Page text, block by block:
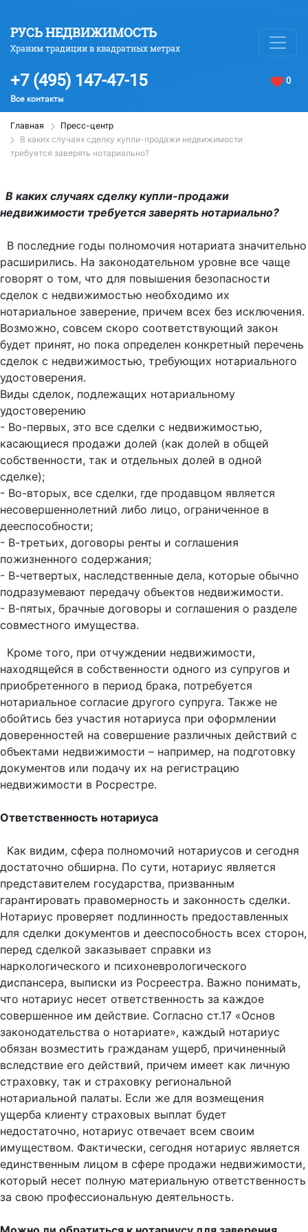
РУСЬ НЕДВИЖИМОСТЬ
Храним традиции в квадратных метрах
+7 (495) 147-47-15
Все контакты
0
Главная
Пресс-центр
В каких случаях сделку купли-продажи недвижимости
требуется заверять нотариально?
В каких случаях сделку купли-продажи
недвижимости требуется заверять нотариально?
В последние годы полномочия нотариата значительно
расширились. На законодательном уровне все чаще
говорят о том, что для повышения безопасности
сделок с недвижимостью необходимо их
нотариальное заверение, причем всех без исключения.
Возможно, совсем скоро соответствующий закон
будет принят, но пока определен конкретный перечень
сделок с недвижимостью, требующих нотариального
удостоверения.
Виды сделок, подлежащих нотариальному
удостоверению
- Во-первых, это все сделки с недвижимостью,
касающиеся продажи долей (как долей в общей
собственности, так и отдельных долей в одной
сделке);
- Во-вторых, все сделки, где продавцом является
несовершеннолетний либо лицо, ограниченное в
дееспособности;
- В-третьих, договоры ренты и соглашения
пожизненного содержания;
- В-четвертых, наследственные дела, которые обычно
подразумевают передачу объектов недвижимости.
- В-пятых, брачные договоры и соглашения о разделе
совместного имущества.
Кроме того, при отчуждении недвижимости,
находящейся в собственности одного из супругов и
приобретенного в период брака, потребуется
нотариальное согласие другого супруга. Также не
обойтись без участия нотариуса при оформлении
доверенностей на совершение различных действий с
объектами недвижимости – например, на подготовку
документов или подачу их на регистрацию
недвижимости в Росрестре.
Ответственность нотариуса
Как видим, сфера полномочий нотариусов и сегодня
достаточно обширна. По сути, нотариус является
представителем государства, призванным
гарантировать правомерность и законность сделки.
Нотариус проверяет подлинность предоставленных
для сделки документов и дееспособность всех сторон,
перед сделкой заказывает справки из
наркологического и психоневрологического
диспансера, выписки из Росреестра. Важно понимать,
что нотариус несет ответственность за каждое
совершенное им действие. Согласно ст.17 «Основ
законодательства о нотариате», каждый нотариус
обязан возместить гражданам ущерб, причиненный
вследствие его действий, причем имеет как личную
страховку, так и страховку региональной
нотариальной палаты. Если же для возмещения
ущерба клиенту страховых выплат будет
недостаточно, нотариус отвечает всем своим
имуществом. Фактически, сегодня нотариус является
единственным лицом в сфере продажи недвижимости,
который несет полную материальную ответственность
за свою профессиональную деятельность.